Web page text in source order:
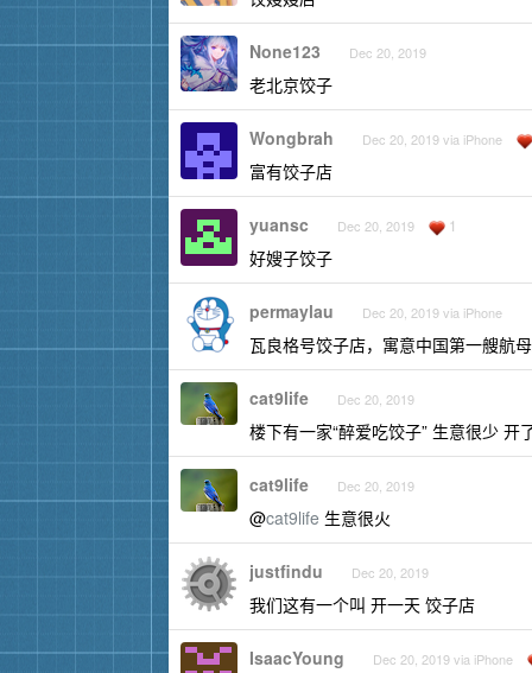
None123 Dec 20, 2019
老北京饺子
Wongbrah Dec 20, 2019 via iPhone
富有饺子店
yuansc Dec 20, 2019 1
好嫂子饺子
permaylau Dec 20, 2019 via iPhone
瓦良格号饺子店，寓意中国第一艘航
cat9life Dec 20, 2019
楼下有一家“醉爱吃饺子” 生意很少 开
cat9life Dec 20, 2019
@cat9life 生意很火
justfindu Dec 20, 2019
我们这有一个叫 开一天 饺子店
IsaacYoung Dec 20, 2019 via iPhone